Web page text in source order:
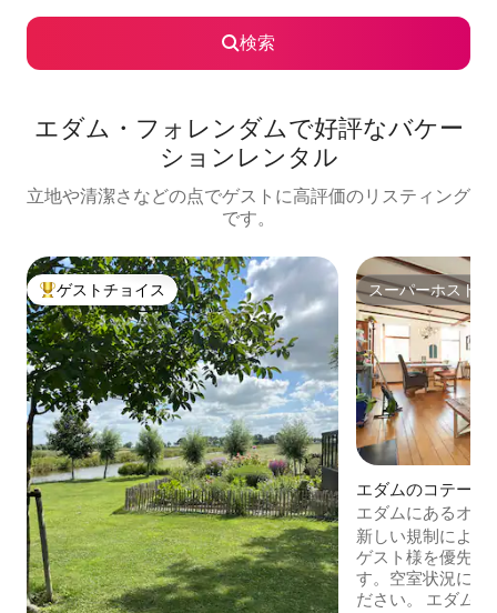
検索
エダム・フォレンダムで好評なバケー
ションレンタル
立地や清潔さなどの点でゲストに高評価のリスティング
です。
大好評のゲストチョイスです。
ゲストチョイス スーパーホスト
スーパーホスト
エダムのコテージ
エダムにあるオラ
ス（アムステルダ
新しい規制により
ゲスト様を優先的
す。空室状況につ
ださい。 エダム